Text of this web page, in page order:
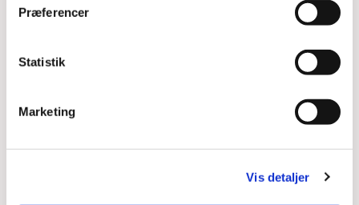
Præferencer
Statistik
Marketing
Vis detaljer